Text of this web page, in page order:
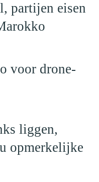
partijen eisen
voor drone-
liggen,
opmerkelijke